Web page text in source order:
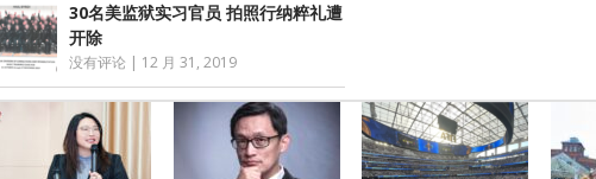
30名美监狱实习官员 拍照行纳粹礼遭
开除
没有评论 | 12 月 31, 2019